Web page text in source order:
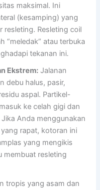
maksimal. Ini
(kesamping) yang
resleting. Resleting coil
“meledak” atau terbuka
tekanan ini.
Ekstrem: Jalanan
debu halus, pasir,
aspal. Partikel-
ke celah gigi dan
Anda menggunakan
rapat, kotoran ini
yang mengikis
membuat resleting
tropis yang asam dan